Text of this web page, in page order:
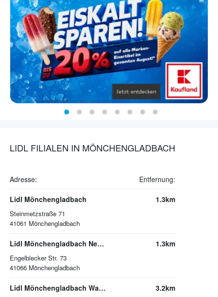
LIDL FILIALEN IN MÖNCHENGLADBACH
Adresse: Entfernung:
Lidl Mönchengladbach
Steinmetzstraße 71
41061 Mönchengladbach
1.3km
Lidl Mönchengladbach Neuwerk
Engelblecker Str. 73
41066 Mönchengladbach
1.3km
Lidl Mönchengladbach Waldhausen 3.2km